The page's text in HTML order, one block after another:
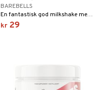
BAREBELLS
En fantastisk god milkshake med 24 g protein og en frisk smak av jordbær.
kr 29